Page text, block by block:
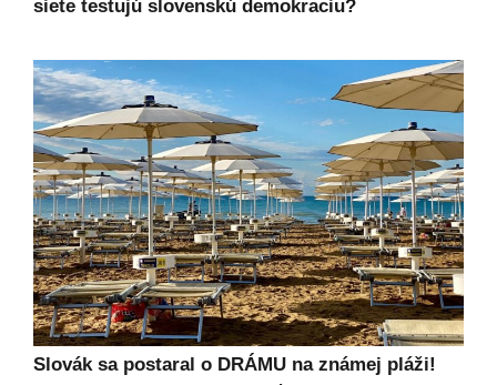
siete testujú slovenskú demokraciu?
Slovák sa postaral o DRÁMU na známej pláži!